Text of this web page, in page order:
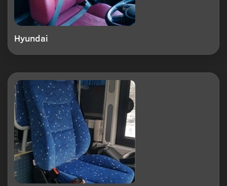
Hyundai